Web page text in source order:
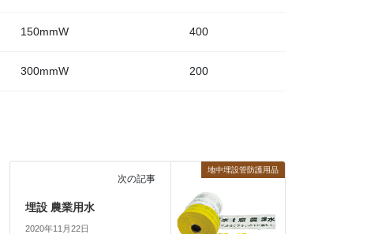
150mmW 400
300mmW 200
地中埋設管防護用品
次の記事
埋設 農業用水
2020年11月22日